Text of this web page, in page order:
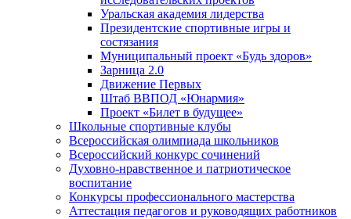
Уральская академия лидерства
Президентские спортивные игры и
состязания
Муниципальный проект «Будь здоров»
Зарница 2.0
Движение Первых
Штаб ВВПОД «Юнармия»
Проект «Билет в будущее»
Школьные спортивные клубы
Всероссийская олимпиада школьников
Всероссийский конкурс сочинений
Духовно-нравственное и патриотическое
воспитание
Конкурсы профессионального мастерства
Аттестация педагогов и руководящих работников